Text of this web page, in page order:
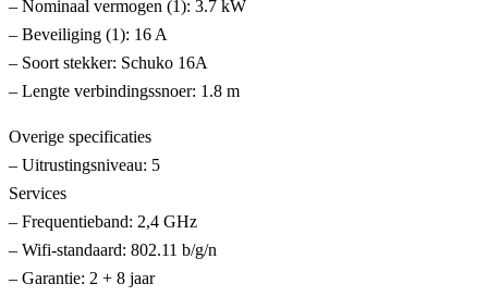
– Nominaal vermogen (1): 3.7 kW
– Beveiliging (1): 16 A
– Soort stekker: Schuko 16A
– Lengte verbindingssnoer: 1.8 m
Overige specificaties
– Uitrustingsniveau: 5
Services
– Frequentieband: 2,4 GHz
– Wifi-standaard: 802.11 b/g/n
– Garantie: 2 + 8 jaar